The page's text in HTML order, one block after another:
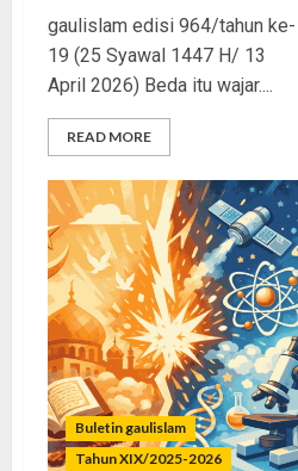
gaulislam edisi 964/tahun ke-
19 (25 Syawal 1447 H/ 13
April 2026) Beda itu wajar....
READ MORE
Buletin gaulislam
Tahun XIX/2025-2026